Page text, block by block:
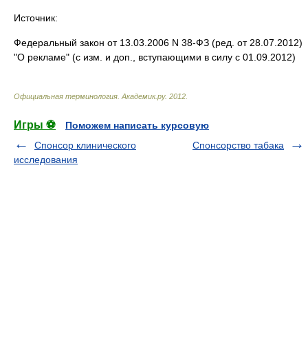
Источник:
Федеральный закон от 13.03.2006 N 38-ФЗ (ред. от 28.07.2012)
"О рекламе" (с изм. и доп., вступающими в силу с 01.09.2012)
Официальная терминология Академик.ру. 2012
Игры ⚽
Поможем написать курсовую
Спонсор клинического
исследования
Спонсорство табака